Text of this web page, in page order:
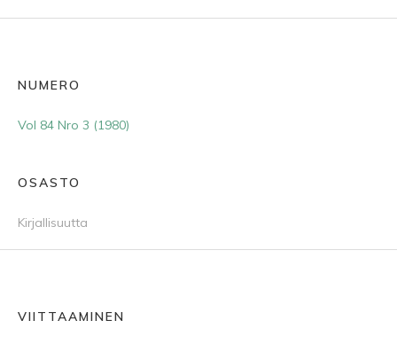
NUMERO
Vol 84 Nro 3 (1980)
OSASTO
Kirjallisuutta
VIITTAAMINEN